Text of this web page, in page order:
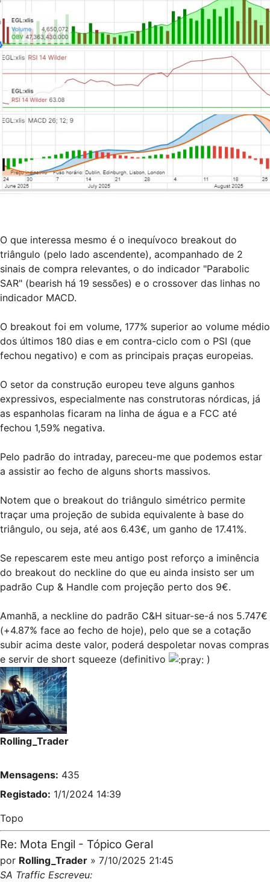
O que interessa mesmo é o inequívoco breakout do
triângulo (pelo lado ascendente), acompanhado de 2
sinais de compra relevantes, o do indicador "Parabolic
SAR" (bearish há 19 sessões) e o crossover das linhas no
indicador MACD.
O breakout foi em volume, 177% superior ao volume médio
dos últimos 180 dias e em contra-ciclo com o PSI (que
fechou negativo) e com as principais praças europeias.
O setor da construção europeu teve alguns ganhos
expressivos, especialmente nas construtoras nórdicas, já
as espanholas ficaram na linha de água e a FCC até
fechou 1,59% negativa.
Pelo padrão do intraday, pareceu-me que podemos estar
a assistir ao fecho de alguns shorts massivos.
Notem que o breakout do triângulo simétrico permite
traçar uma projeção de subida equivalente à base do
triângulo, ou seja, até aos 6.43€, um ganho de 17.41%.
Se repescarem este meu antigo post reforço a iminência
do breakout do neckline do que eu ainda insisto ser um
padrão Cup & Handle com projeção perto dos 9€.
Amanhã, a neckline do padrão C&H situar-se-á nos 5.747€
(+4.87% face ao fecho de hoje), pelo que se a cotação
subir acima deste valor, poderá despoletar novas compras
e servir de short squeeze (definitivo
)
Rolling_Trader
Mensagens: 435
Registado: 1/1/2024 14:39
Topo
Re: Mota Engil - Tópico Geral
por Rolling_Trader » 7/10/2025 21:45
SA Traffic Escreveu: